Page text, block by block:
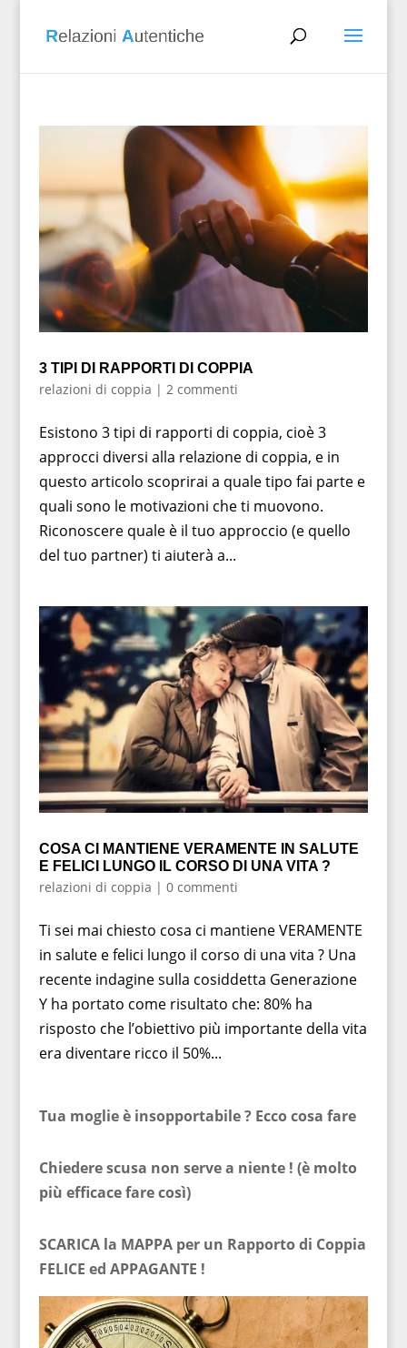
3 TIPI DI RAPPORTI DI COPPIA
relazioni di coppia | 2 commenti
Esistono 3 tipi di rapporti di coppia, cioè 3
approcci diversi alla relazione di coppia, e in
questo articolo scoprirai a quale tipo fai parte e
quali sono le motivazioni che ti muovono.
Riconoscere quale è il tuo approccio (e quello
del tuo partner) ti aiuterà a...
COSA CI MANTIENE VERAMENTE IN SALUTE
E FELICI LUNGO IL CORSO DI UNA VITA ?
relazioni di coppia | 0 commenti
Ti sei mai chiesto cosa ci mantiene VERAMENTE
in salute e felici lungo il corso di una vita ? Una
recente indagine sulla cosiddetta Generazione
Y ha portato come risultato che: 80% ha
risposto che l’obiettivo più importante della vita
era diventare ricco il 50%...
Tua moglie è insopportabile ? Ecco cosa fare
Chiedere scusa non serve a niente ! (è molto
più efficace fare così)
SCARICA la MAPPA per un Rapporto di Coppia
FELICE ed APPAGANTE !